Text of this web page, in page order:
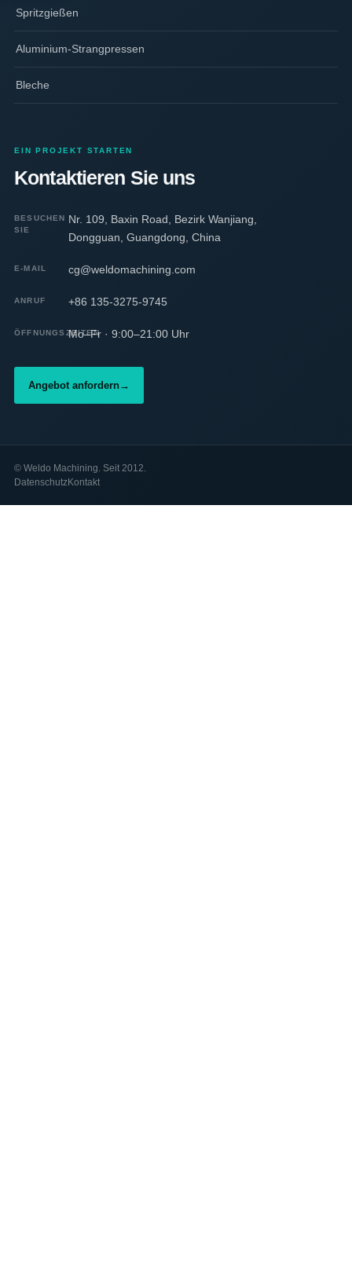
Spritzgießen
Aluminium-Strangpressen
Bleche
EIN PROJEKT STARTEN
Kontaktieren Sie uns
BESUCHEN
SIE
Nr. 109, Baxin Road, Bezirk Wanjiang,
Dongguan, Guangdong, China
E-MAIL cg@weldomachining.com
ANRUF +86 135-3275-9745
ÖFFNUNGSZEITENMo–Fr · 9:00–21:00 Uhr
Angebot anfordern→
© Weldo Machining. Seit 2012.
DatenschutzKontakt